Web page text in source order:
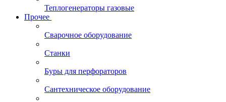
Теплогенераторы газовые
Прочее
Сварочное оборудование
Станки
Буры для перфораторов
Сантехническое оборудование